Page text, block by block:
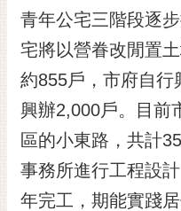
English
日
本
隱
私
權
及
青年公宅三階段逐
宅將以營眷改閒置
約855戶，市府自行
興辦2,000戶。目前
區的小東路，共計
事務所進行工程設
年完工，期能實踐